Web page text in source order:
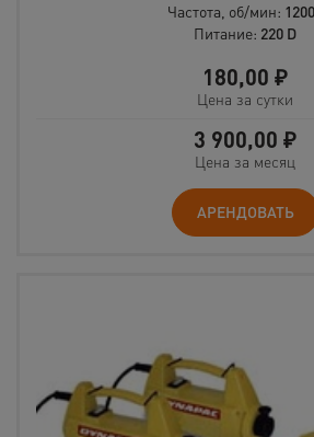
Частота, об/мин:
Питание: 220 D
180,00 ₽
Цена за сутки
3 900,00 ₽
Цена за месяц
АРЕНДОВАТЬ